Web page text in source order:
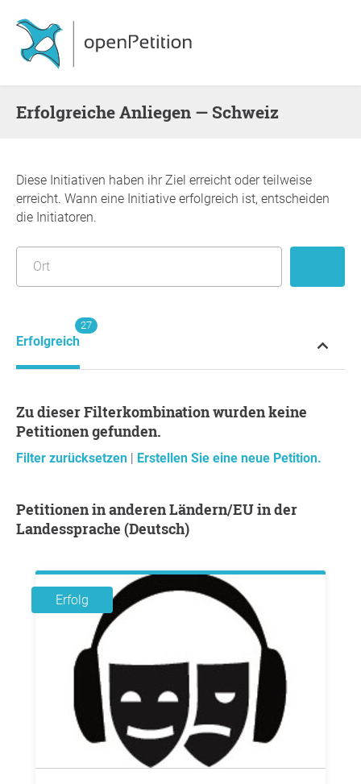
Erfolgreiche Anliegen — Schweiz
Diese Initiativen haben ihr Ziel erreicht oder teilweise
erreicht. Wann eine Initiative erfolgreich ist, entscheiden
die Initiatoren.
Erfolgreich
27
Zu dieser Filterkombination wurden keine
Petitionen gefunden.
Filter zurücksetzen | Erstellen Sie eine neue Petition.
Petitionen in anderen Ländern/EU in der
Landessprache (Deutsch)
Erfolg